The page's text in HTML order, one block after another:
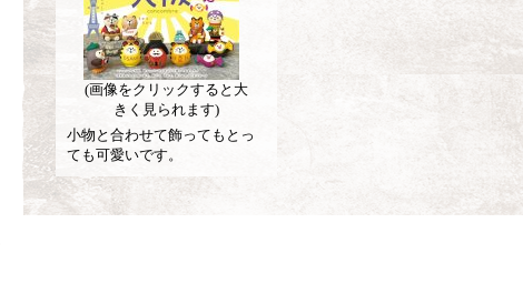
(画像をクリックすると大
きく見られます)
小物と合わせて飾ってもとっ
ても可愛いです。